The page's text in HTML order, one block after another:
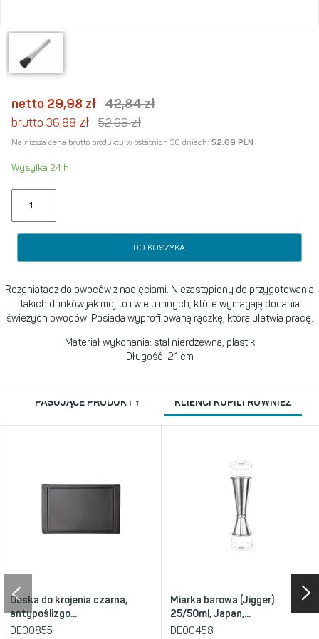
netto 29,98 zł 42,84zł
brutto 36,88 zł 52,69zł
Najniższa cena brutto produktu w ostatnich 30 dniach: 52.69 PLN
Wysyłka 24 h
DO KOSZYKA
Rozgniatacz do owoców z nacięciami. Niezastąpiony do przygotowania
takich drinków jak mojito i wielu innych, które wymagają dodania
świeżych owoców. Posiada wyprofilowaną rączkę, która ułatwia pracę.
Materiał wykonania: stal nierdzewna, plastik
Długość: 21 cm
PASUJĄCE PRODUKTY KLIENCI KUPILI RÓWNIEŻ
Deska do krojenia czarna,
antypoślizgo...
DE00855
Miarka barowa (Jigger)
25/50ml, Japan,...
DE00458